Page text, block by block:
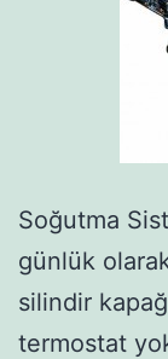
Soğutma
günlük
silindir
termostat